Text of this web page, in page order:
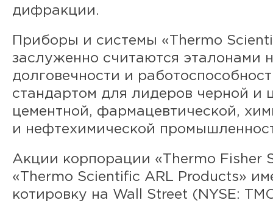
дифракции.
Приборы и системы «Thermo
заслуженно считаются эталонами
долговечности и
стандартом для лидеров черной и
цементной, фармацевтической,
и нефтехимической
Акции корпорации «Thermo Fisher
«Thermo Scientific ARL Products»
котировку на Wall Street (NYSE: